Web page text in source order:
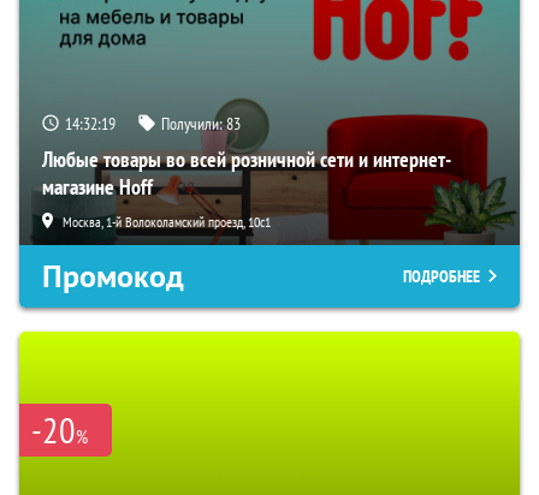
14:32:18 Получили:83
Любые товары во всей розничной сети и интернет-
магазине Hoff
Москва, 1-й Волоколамский проезд, 10с1
Промокод ПОДРОБНЕЕ
-20%